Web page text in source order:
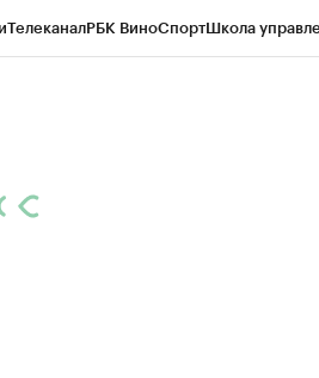
ТелеканалРБК ВиноСпортШкола